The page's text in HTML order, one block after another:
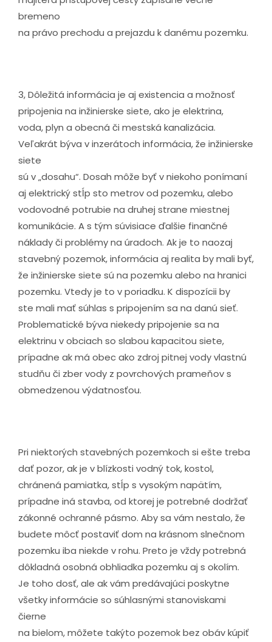
bremeno
na právo prechodu a prejazdu k danému pozemku.
3, Dôležitá informácia je aj existencia a možnosť
pripojenia na inžinierske siete, ako je elektrina,
voda, plyn a obecná či mestská kanalizácia.
Veľakrát býva v inzerátoch informácia, že inžinierske
siete
sú v „dosahu“. Dosah môže byť v niekoho ponímaní
aj elektrický stĺp sto metrov od pozemku, alebo
vodovodné potrubie na druhej strane miestnej
komunikácie. A s tým súvisiace ďalšie finančné
náklady či problémy na úradoch. Ak je to naozaj
stavebný pozemok, informácia aj realita by mali byť,
že inžinierske siete sú na pozemku alebo na hranici
pozemku. Vtedy je to v poriadku. K dispozícii by
ste mali mať súhlas s pripojením sa na danú sieť.
Problematické býva niekedy pripojenie sa na
elektrinu v obciach so slabou kapacitou siete,
prípadne ak má obec ako zdroj pitnej vody vlastnú
studňu či zber vody z povrchových prameňov s
obmedzenou výdatnosťou.
Pri niektorých stavebných pozemkoch si ešte treba
dať pozor, ak je v blízkosti vodný tok, kostol,
chránená pamiatka, stĺp s vysokým napätím,
prípadne iná stavba, od ktorej je potrebné dodržať
zákonné ochranné pásmo. Aby sa vám nestalo, že
budete môcť postaviť dom na krásnom slnečnom
pozemku iba niekde v rohu. Preto je vždy potrebná
dôkladná osobná obhliadka pozemku aj s okolím.
Je toho dosť, ale ak vám predávajúci poskytne
všetky informácie so súhlasnými stanoviskami
čierne
na bielom, môžete takýto pozemok bez obáv kúpiť